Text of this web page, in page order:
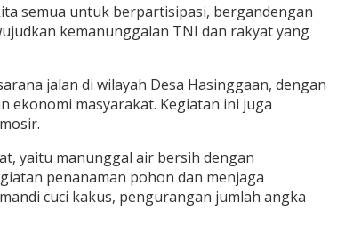
semua untuk berpartisipasi, bergandengan
kemanunggalan TNI dan rakyat yang
jalan di wilayah Desa Hasinggaan, dengan
ekonomi masyarakat. Kegiatan ini juga
yaitu manunggal air bersih dengan
penanaman pohon dan menjaga
cuci kakus, pengurangan jumlah angka